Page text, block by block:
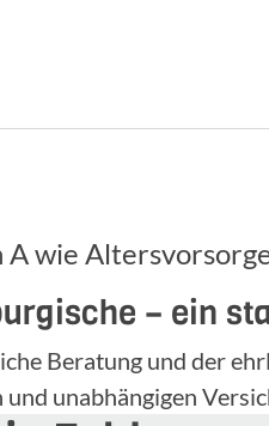
A wie
– ein
Beratung und der
und unabhängigen